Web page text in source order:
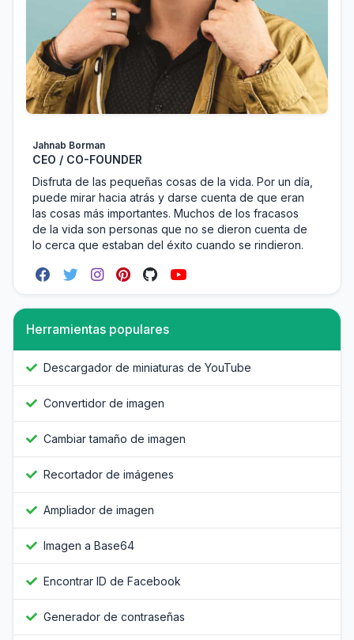
Jahnab Borman
CEO / CO-FOUNDER
Disfruta de las pequeñas cosas de la vida. Por un día,
puede mirar hacia atrás y darse cuenta de que eran
las cosas más importantes. Muchos de los fracasos
de la vida son personas que no se dieron cuenta de
lo cerca que estaban del éxito cuando se rindieron.
Herramientas populares
Descargador de miniaturas de YouTube
Convertidor de imagen
Cambiar tamaño de imagen
Recortador de imágenes
Ampliador de imagen
Imagen a Base64
Encontrar ID de Facebook
Generador de contraseñas